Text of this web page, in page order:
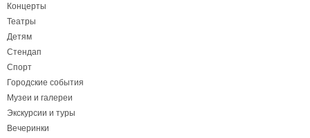
Концерты
Театры
Детям
Стендап
Спорт
Городские события
Музеи и галереи
Экскурсии и туры
Вечеринки